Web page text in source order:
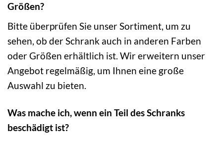
Größen?
Bitte überprüfen Sie unser Sortiment, um zu
sehen, ob der Schrank auch in anderen Farben
oder Größen erhältlich ist. Wir erweitern unser
Angebot regelmäßig, um Ihnen eine große
Auswahl zu bieten.
Was mache ich, wenn ein Teil des Schranks
beschädigt ist?